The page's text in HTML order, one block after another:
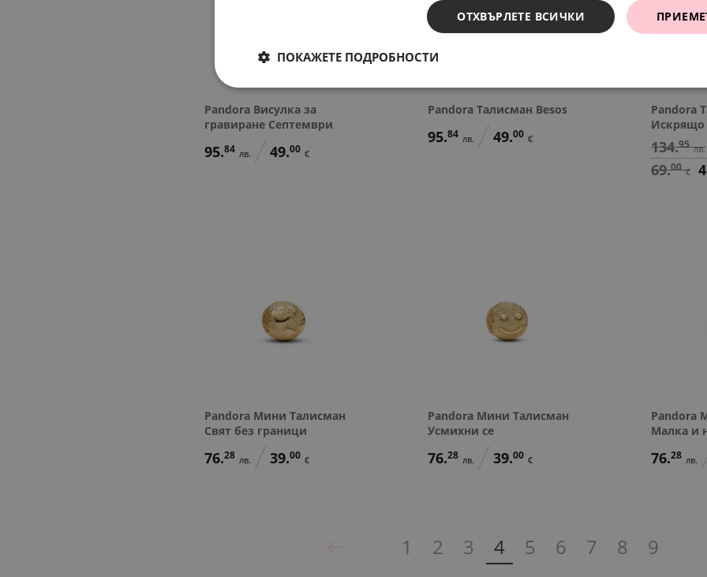
Pandora Висулка за
гравиране Септември
95.84 лв. 49.00 €
Pandora Талисман Besos
95.84 лв. 49.00 €
Pandora
Искрящо
134.95 лв.
69.00 €
Pandora Мини Талисман
Свят без граници
76.28 лв. 39.00 €
Pandora Мини Талисман
Усмихни се
76.28 лв. 39.00 €
Pandora
Малка и
76.28 лв.
1 2 3 4 5 6 7 8 9
ОТХВЪРЛЕТЕ ВСИЧКИ
ПОКАЖЕТЕ ПОДРОБНОСТИ